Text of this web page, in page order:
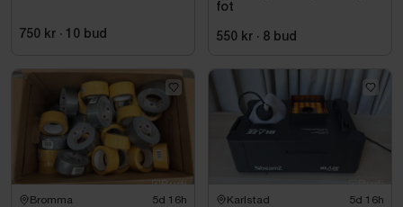
750 kr · 10 bud
fot
550 kr · 8 bud
Bromma 5d 16h Karlstad 5d 16h